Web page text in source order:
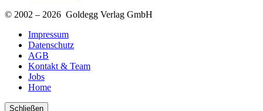
© 2002 – 2026 Goldegg Verlag GmbH
Impressum
Datenschutz
AGB
Kontakt & Team
Jobs
Home
Schließen